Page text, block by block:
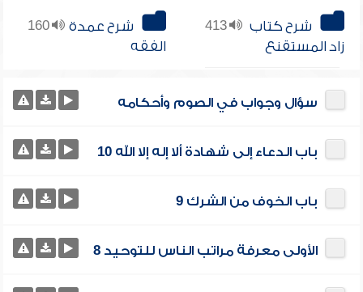
413
شرح كتاب
زاد المستقنع
160
شرح عمدة
الفقه
سؤال وجواب في الصوم وأحكامه
باب الدعاء إلى شهادة ألا إله إلا الله 10
باب الخوف من الشرك 9
الأولى معرفة مراتب الناس للتوحيد 8